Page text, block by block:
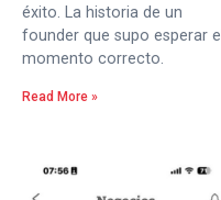
éxito. La historia de un
founder que supo esperar el
momento correcto.
Read More »